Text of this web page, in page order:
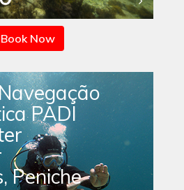
Book Now
PADI
Peniche